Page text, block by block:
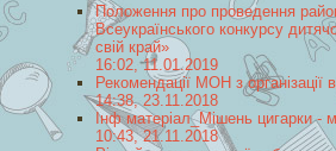
Положення про проведення
Всеукраїнського конкурсу
свій край»
16:02, 11.01.2019
Рекомендації МОН з організації
14:38, 23.11.2018
Інф матеріал_Мішень цигарки -
10:43, 21.11.2018